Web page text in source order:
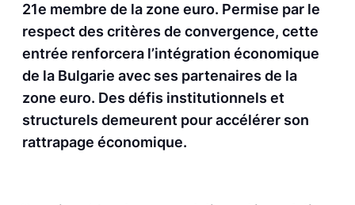
21e membre de la zone euro. Permise par le
respect des critères de convergence, cette
entrée renforcera l’intégration économique
de la Bulgarie avec ses partenaires de la
zone euro. Des défis institutionnels et
structurels demeurent pour accélérer son
rattrapage économique.